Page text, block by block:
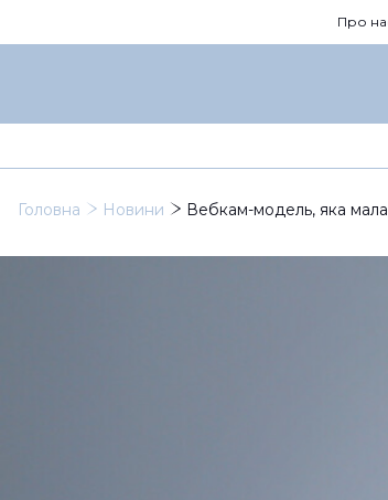
Про
Головна Новини Вебкам-модель, яка мала